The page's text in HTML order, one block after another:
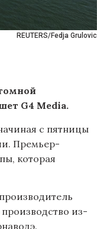
REUTERS/Fedja Grulovic
G4 Media.
с пятницы
Премьер-
которая
из-